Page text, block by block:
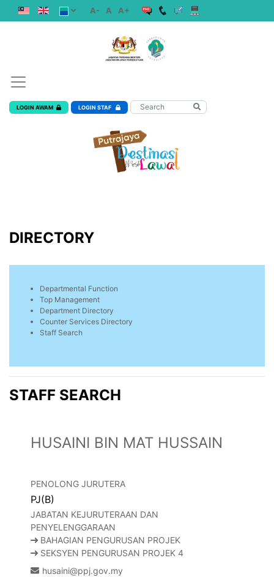
A- A A+
LOGIN AWAM LOGIN STAF
DIRECTORY
Departmental Function
Top Management
Department Directory
Counter Services Directory
Staff Search
STAFF SEARCH
HUSAINI BIN MAT HUSSAIN
PENOLONG JURUTERA
PJ(B)
JABATAN KEJURUTERAAN DAN
PENYELENGGARAAN
BAHAGIAN PENGURUSAN PROJEK
SEKSYEN PENGURUSAN PROJEK 4
husaini@ppj.gov.my